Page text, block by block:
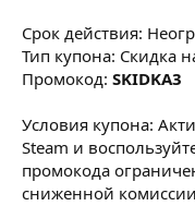
Срок действия:
Тип купона: Скидка
Промокод: SKIDKA3
Условия купона:
Steam и
промокода
сниженной